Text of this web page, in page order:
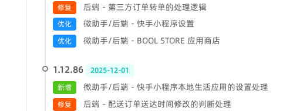
修复 后端 - 第三方订单转单的处理逻辑
优化 微助手/后端 - 快手小程序设置
优化 微助手/后端 - BOOL STORE 应用商店
1.12.86
2025-12-01
新增
微助手/后端 - 快手小程序本地生活应用的设置处理
修复 后端 - 配送订单送达时间修改的判断处理